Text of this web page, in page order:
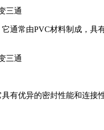
通常由PVC材料制成，
有优异的密封性能和连